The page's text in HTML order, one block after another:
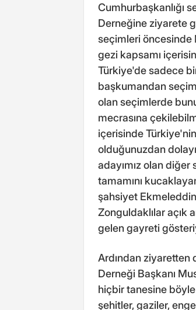
Cumhurbaşkanlığı
Derneğine ziyarete
seçimleri öncesinde
gezi kapsamı
Türkiye'de sadece
başkumandan
olan seçimlerde
mecrasına
içerisinde
olduğunuzdan
adayımız olan
tamamını
şahsiyet
Zonguldaklılar
gelen gayreti
Ardından
Derneği Başkanı
hiçbir tanesine
şehitler, gaziler,